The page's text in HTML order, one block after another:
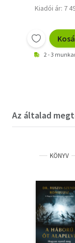
Kiadói ár: 7
2 - 3
Az általad
KÖNYV